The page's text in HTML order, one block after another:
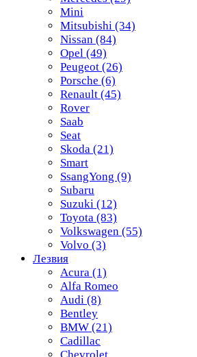
Mini
Mitsubishi (34)
Nissan (84)
Opel (49)
Peugeot (26)
Porsche (6)
Renault (45)
Rover
Saab
Seat
Skoda (21)
Smart
SsangYong (9)
Subaru
Suzuki (12)
Toyota (83)
Volkswagen (55)
Volvo (3)
Лезвия
Acura (1)
Alfa Romeo
Audi (8)
Bentley
BMW (21)
Cadillac
Chevrolet